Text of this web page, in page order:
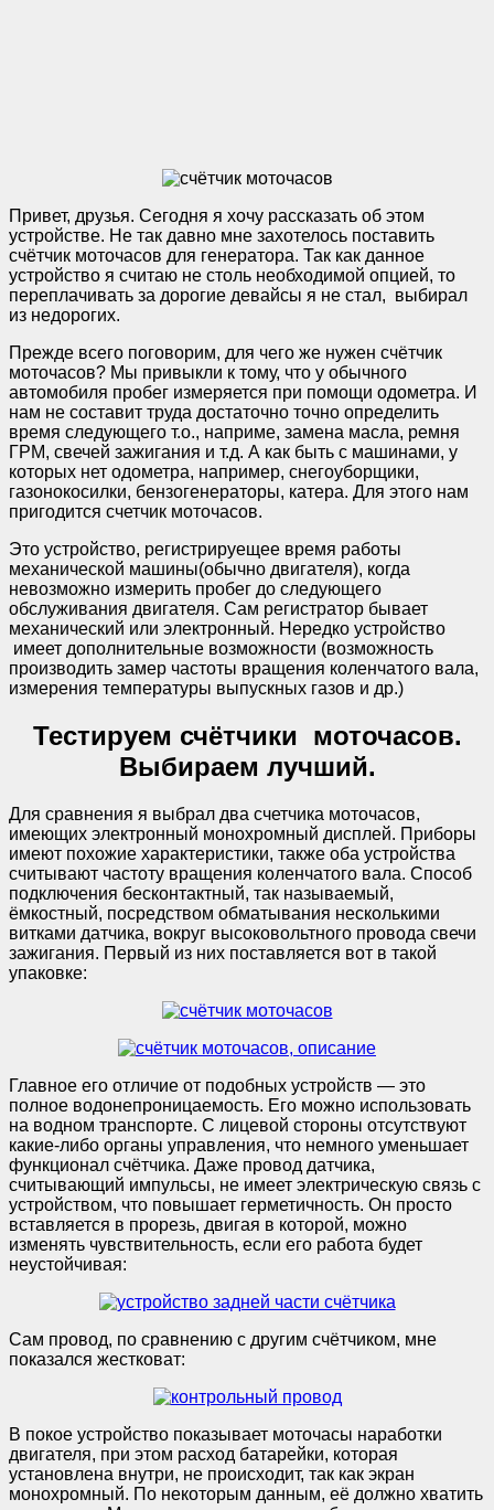
Привет, друзья. Сегодня я хочу рассказать об этом
устройстве. Не так давно мне захотелось поставить
счётчик моточасов для генератора. Так как данное
устройство я считаю не столь необходимой опцией, то
переплачивать за дорогие девайсы я не стал, выбирал
из недорогих.
Прежде всего поговорим, для чего же нужен счётчик
моточасов? Мы привыкли к тому, что у обычного
автомобиля пробег измеряется при помощи одометра. И
нам не составит труда достаточно точно определить
время следующего т.о., наприме, замена масла, ремня
ГРМ, свечей зажигания и т.д. А как быть с машинами, у
которых нет одометра, например, снегоуборщики,
газонокосилки, бензогенераторы, катера. Для этого нам
пригодится счетчик моточасов.
Это устройство, регистрируещее время работы
механической машины(обычно двигателя), когда
невозможно измерить пробег до следующего
обслуживания двигателя. Сам регистратор бывает
механический или электронный. Нередко устройство
имеет дополнительные возможности (возможность
производить замер частоты вращения коленчатого вала,
измерения температуры выпускных газов и др.)
Тестируем счётчики моточасов.
Выбираем лучший.
Для сравнения я выбрал два счетчика моточасов,
имеющих электронный монохромный дисплей. Приборы
имеют похожие характеристики, также оба устройства
считывают частоту вращения коленчатого вала. Способ
подключения бесконтактный, так называемый,
ёмкостный, посредством обматывания несколькими
витками датчика, вокруг высоковольтного провода свечи
зажигания. Первый из них поставляется вот в такой
упаковке:
Главное его отличие от подобных устройств — это
полное водонепроницаемость. Его можно использовать
на водном транспорте. С лицевой стороны отсутствуют
какие-либо органы управления, что немного уменьшает
функционал счётчика. Даже провод датчика,
считывающий импульсы, не имеет электрическую связь с
устройством, что повышает герметичность. Он просто
вставляется в прорезь, двигая в которой, можно
изменять чувствительность, если его работа будет
неустойчивая:
Сам провод, по сравнению с другим счётчиком, мне
показался жестковат:
В покое устройство показывает моточасы наработки
двигателя, при этом расход батарейки, которая
установлена внутри, не происходит, так как экран
монохромный. По некоторым данным, её должно хватить